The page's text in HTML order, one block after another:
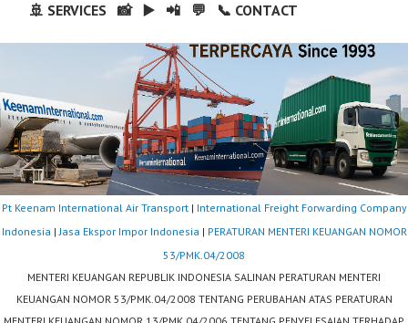
🚢 SERVICES
📸 ▶️ 📲 💬 📞 CONTACT
Pt Keenam International Air Transport| International Freight Forwarding Company
Indonesia | Jasa Ekspor Impor Indonesia | PERATURAN MENTERI KEUANGAN NOMOR
53/PMK.04/2008
MENTERI KEUANGAN REPUBLIK INDONESIA SALINAN PERATURAN MENTERI
KEUANGAN NOMOR 53/PMK.04/2008 TENTANG PERUBAHAN ATAS PERATURAN